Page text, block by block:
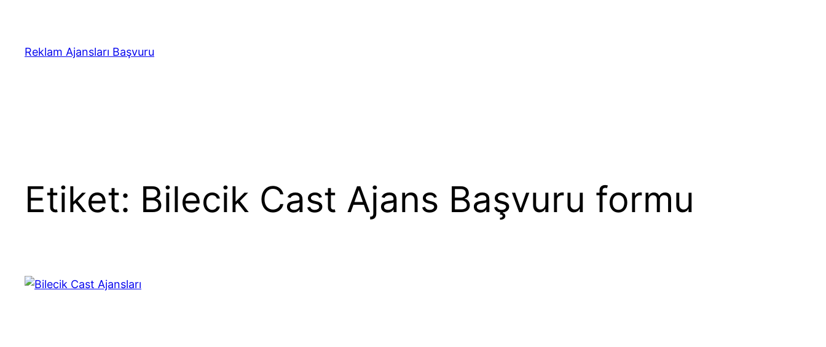
Reklam Ajansları Başvuru
Etiket: Bilecik Cast Ajans Başvuru formu